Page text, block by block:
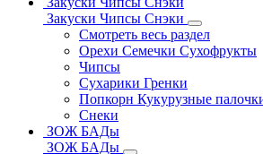
Закуски Чипсы Снэки
Смотреть весь раздел
Орехи Семечки Сухофрукты
Чипсы
Сухарики Гренки
Попкорн Кукурузные
Снеки
ЗОЖ БАДы
ЗОЖ БАДы